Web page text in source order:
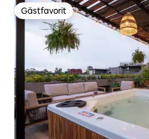
Gästfavorit
Gästfavorit